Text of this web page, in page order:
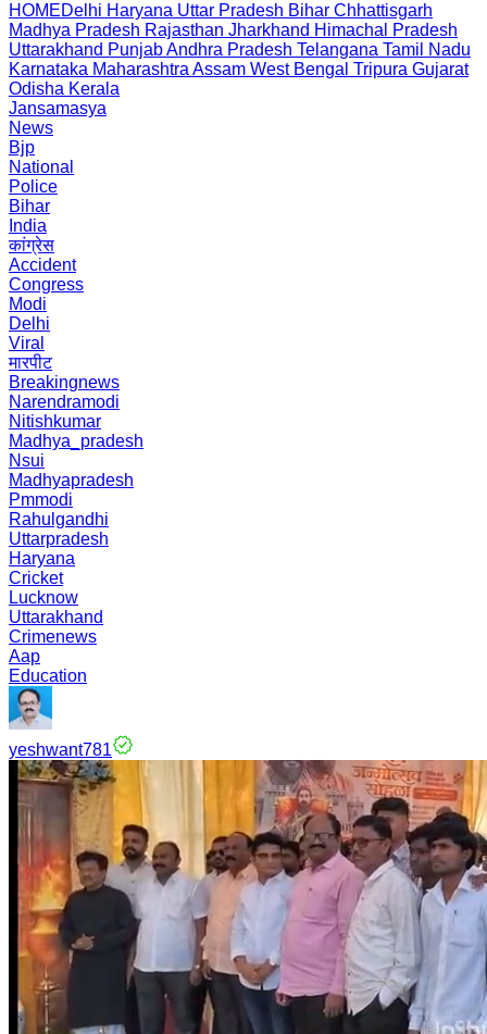
HOMEDelhi Haryana Uttar Pradesh Bihar Chhattisgarh
Madhya Pradesh Rajasthan Jharkhand Himachal Pradesh
Uttarakhand PunjabAndhra Pradesh Telangana Tamil Nadu
Karnataka Maharashtra Assam West Bengal Tripura Gujarat
Odisha Kerala
Jansamasya
News
Bjp
National
Police
Bihar
India
कांग्रेस
Accident
Congress
Modi
Delhi
Viral
मारपीट
Breakingnews
Narendramodi
Nitishkumar
Madhya_pradesh
Nsui
Madhyapradesh
Pmmodi
Rahulgandhi
Uttarpradesh
Haryana
Cricket
Lucknow
Uttarakhand
Crimenews
Aap
Education
yeshwant781